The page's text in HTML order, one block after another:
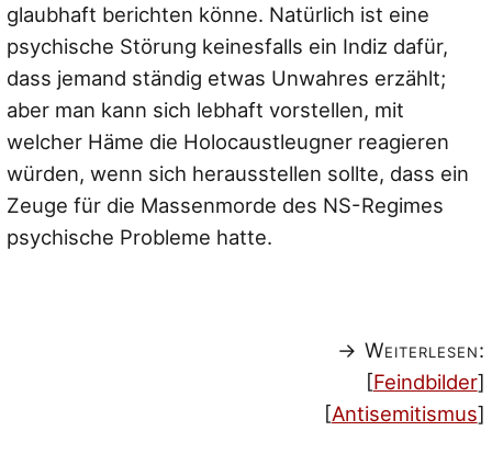
glaubhaft berichten könne. Natürlich ist eine
psychische Störung keinesfalls ein Indiz dafür,
dass jemand ständig etwas Unwahres erzählt;
aber man kann sich lebhaft vorstellen, mit
welcher Häme die Holocaustleugner reagieren
würden, wenn sich herausstellen sollte, dass ein
Zeuge für die Massenmorde des NS-Regimes
psychische Probleme hatte.
→ Weiterlesen:
[Feindbilder]
[Antisemitismus]